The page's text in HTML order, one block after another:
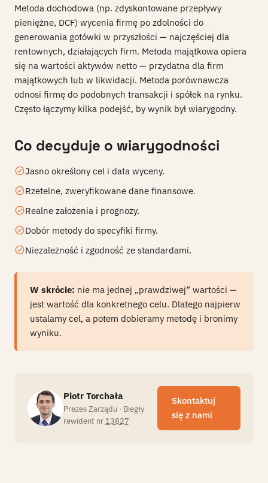
Metoda dochodowa (np. zdyskontowane przepływy
pieniężne, DCF) wycenia firmę po zdolności do
generowania gotówki w przyszłości — najczęściej dla
rentownych, działających firm. Metoda majątkowa opiera
się na wartości aktywów netto — przydatna dla firm
majątkowych lub w likwidacji. Metoda porównawcza
odnosi firmę do podobnych transakcji i spółek na rynku.
Często łączymy kilka podejść, by wynik był wiarygodny.
Co decyduje o wiarygodności
Jasno określony cel i data wyceny.
Rzetelne, zweryfikowane dane finansowe.
Realne założenia i prognozy.
Dobór metody do specyfiki firmy.
Niezależność i zgodność ze standardami.
W skrócie: nie ma jednej „prawdziwej” wartości —
jest wartość dla konkretnego celu. Dlatego najpierw
ustalamy cel, a potem dobieramy metodę i bronimy
wyniku.
PT
Piotr Torchała
Prezes Zarządu · Biegły
rewident nr 13827
Skontaktuj
się z nami